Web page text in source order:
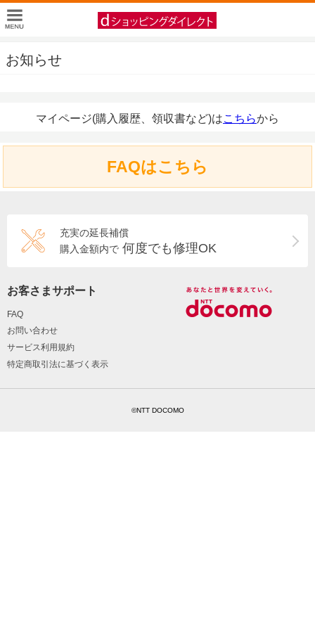
お知らせ
マイページ(購入履歴、領収書など)はこちらから
FAQはこちら
充実の延長補償
購入金額内で 何度でも修理OK
お客さまサポート
FAQ
お問い合わせ
サービス利用規約
特定商取引法に基づく表示
©NTT DOCOMO